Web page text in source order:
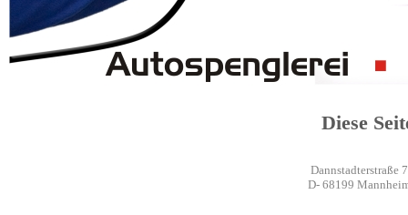
Diese
Dannstadterstraße 7
D- 68199